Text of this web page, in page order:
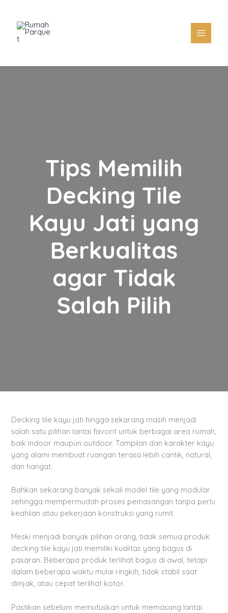
content
Tips Memilih
Decking Tile
Kayu Jati yang
Berkualitas
agar Tidak
Salah Pilih
Decking tile kayu jati hingga sekarang masih menjadi
salah satu pilihan lantai favorit untuk berbagai area rumah,
baik indoor maupun outdoor. Tampilan dan karakter kayu
yang alami membuat ruangan terasa lebih cantik, natural,
dan hangat.
Bahkan sekarang banyak sekali model tile yang modular
sehingga mempermudah proses pemasangan tanpa perlu
keahlian atau pekerjaan konstruksi yang rumit.
Meski menjadi banyak pilihan orang, tidak semua produk
decking tile kayu jati memiliki kualitas yang bagus di
pasaran. Beberapa produk terlihat bagus di awal, tetapi
dalam beberapa waktu mulai ringkih, tidak stabil saat
diinjak, atau cepat terlihat kotor.
Pastikan sebelum memutuskan untuk memasang lantai